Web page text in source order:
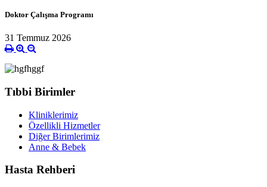
Doktor Çalışma Programı
31 Temmuz 2026
Tıbbi Birimler
Kliniklerimiz
Özellikli Hizmetler
Diğer Birimlerimiz
Anne & Bebek
Hasta Rehberi